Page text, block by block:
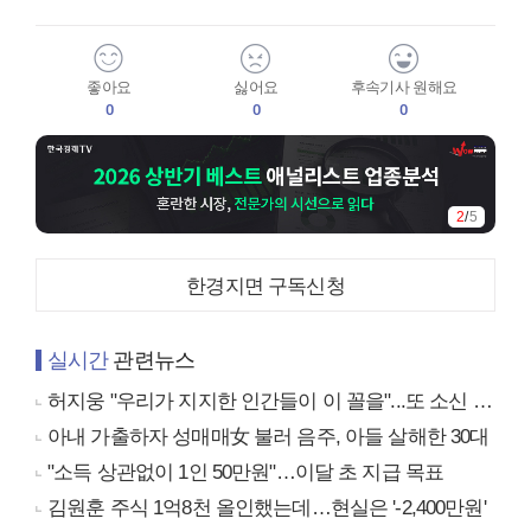
좋아요
0
싫어요
0
후속기사 원해요
0
2/5
한경지면 구독신청
실시간관련뉴스
허지웅 "우리가 지지한 인간들이 이 꼴을"...또 소신 발언
아내 가출하자 성매매女 불러 음주, 아들 살해한 30대
"소득 상관없이 1인 50만원"…이달 초 지급 목표
김원훈 주식 1억8천 올인했는데…현실은 '-2,400만원'